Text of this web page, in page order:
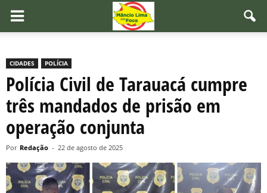
CIDADES POLÍCIA
Polícia Civil de Tarauacá cumpre
três mandados de prisão em
operação conjunta
Por Redação - 22 de agosto de 2025